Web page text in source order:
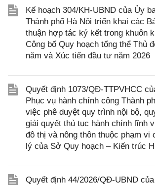
Kế hoạch 304/KH-UBND của Ủy
Thành phố Hà Nội triển khai các
thuận hợp tác ký kết trong khuôn
Công bố Quy hoạch tổng thể Thủ
năm và Xúc tiến đầu tư năm 2026
Quyết định 1073/QĐ-TTPVHCC
Phục vụ hành chính công Thành
việc phê duyệt quy trình nội bộ,
giải quyết thủ tục hành chính lĩnh
đô thị và nông thôn thuộc phạm vi
lý của Sở Quy hoạch – Kiến trúc
Quyết định 44/2026/QĐ-UBND